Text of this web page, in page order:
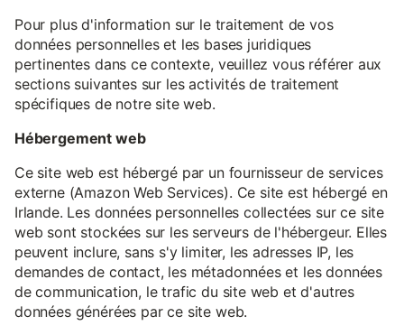
Pour plus d'information sur le traitement de vos
données personnelles et les bases juridiques
pertinentes dans ce contexte, veuillez vous référer aux
sections suivantes sur les activités de traitement
spécifiques de notre site web.
Hébergement web
Ce site web est hébergé par un fournisseur de services
externe (Amazon Web Services). Ce site est hébergé en
Irlande. Les données personnelles collectées sur ce site
web sont stockées sur les serveurs de l'hébergeur. Elles
peuvent inclure, sans s'y limiter, les adresses IP, les
demandes de contact, les métadonnées et les données
de communication, le trafic du site web et d'autres
données générées par ce site web.